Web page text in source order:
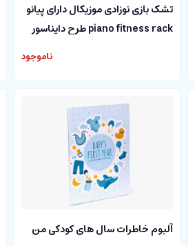
تشک بازی نوزادی موزیکال دارای پیانو
piano fitness rack طرح دایناسور
ناموجود
آلبوم خاطرات سال های کودکی من